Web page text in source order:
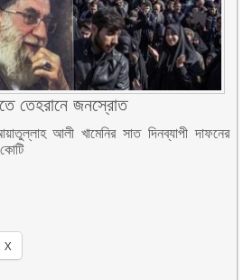
তেহরানে জনস্রোত
আলী খামেনির সাত দিনব্যাপী দাফনের
X